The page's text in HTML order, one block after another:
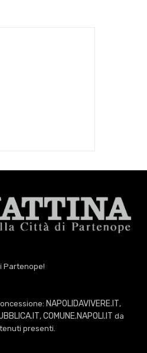
Partenope!
NAPOLIDAVIVERE.IT,
, COMUNE.NAPOLI.IT da
presenti.